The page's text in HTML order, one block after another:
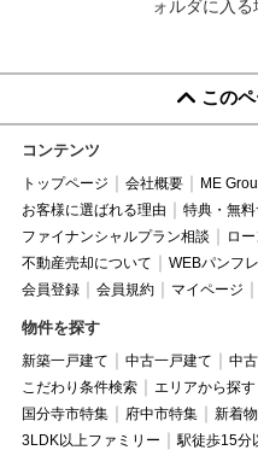
ォルダに入る
この
コンテンツ
トップページ 会社概要 ME
お客様に選ばれる理由
特典・無料
ファイナンシャルプラン相談
ロ
不動産売却について
WEBパンフ
会員登録
会員規約 マイページ
物件を探す
新築一戸建て 中古一戸建て 中
こだわり条件検索
エリアから探す
国分寺市特集
府中市特集 新着
3LDK以上ファミリー
駅徒歩15分